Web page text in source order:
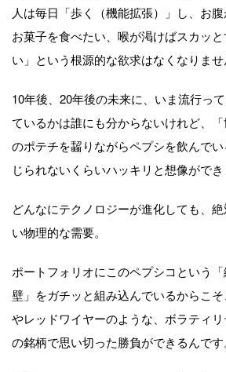
人は毎日「歩く（機能拡張）」し、お
お菓子を食べたい、喉が渇けばスカッ
い」という根源的な欲求はなくなりませ
10年後、20年後の未来に、いま流行っ
ているかは誰にも分からないけれど、
のポテチを齧りながらペプシを飲んで
じられないくらいハッキリと想像ができ
どんなにテクノロジーが進化しても、
い物理的な需要。
ポートフォリオにこのペプシコという
壁」をガチッと組み込んでいるからこ
やレッドワイヤーのような、ボラティリ
の銘柄で思い切った勝負ができるんです